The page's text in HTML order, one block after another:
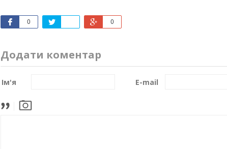
0 0
Додати коментар
Ім'я E-mail